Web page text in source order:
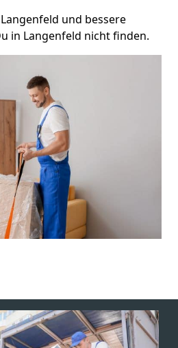
und bessere
in Langenfeld nicht finden.